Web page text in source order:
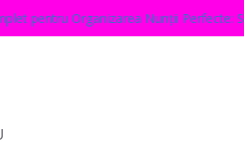
pentru Organizarea Nunții Perfecte:
pentru Petreceri de Aniversare
Evenimentelor Corporate: Sfaturi și
Locația Perfectă pentru Evenimentul